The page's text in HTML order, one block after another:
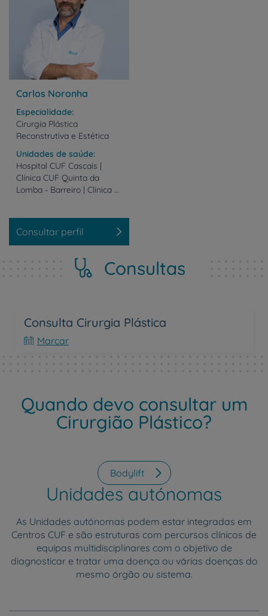
Carlos Noronha
Especialidade
Cirurgia Plástica
Reconstrutiva e Estética
Unidades de saúde
Hospital CUF Cascais |
Clínica CUF Quinta da
Lomba - Barreiro | Clínica CUF S. Domingos Rana
Consultar perfil
Consultas
Consulta Cirurgia Plástica
Marcar
Quando devo consultar um
Cirurgião Plástico?
Bodylift
Unidades autónomas
As Unidades autónomas podem estar integradas em
Centros CUF e são estruturas com percursos clínicos de
equipas multidisciplinares com o objetivo de
diagnosticar e tratar uma doença ou várias doenças do
mesmo órgão ou sistema.